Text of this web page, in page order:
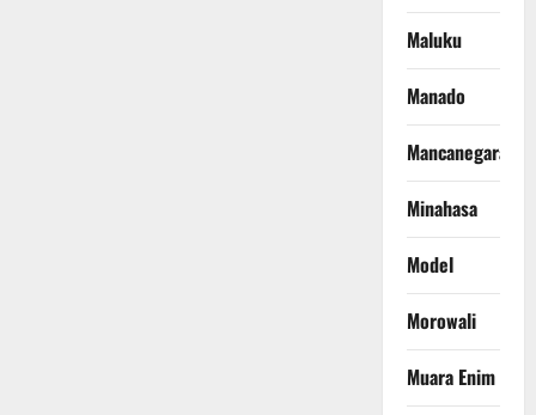
Maluku
Manado
Mancanegara
Minahasa
Model
Morowali
Muara Enim